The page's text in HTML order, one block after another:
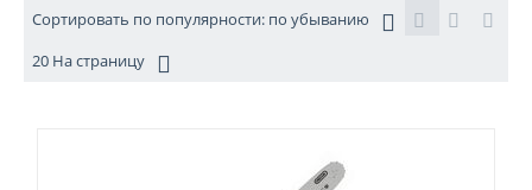
Сортировать по популярности: по убыванию
20 На страницу